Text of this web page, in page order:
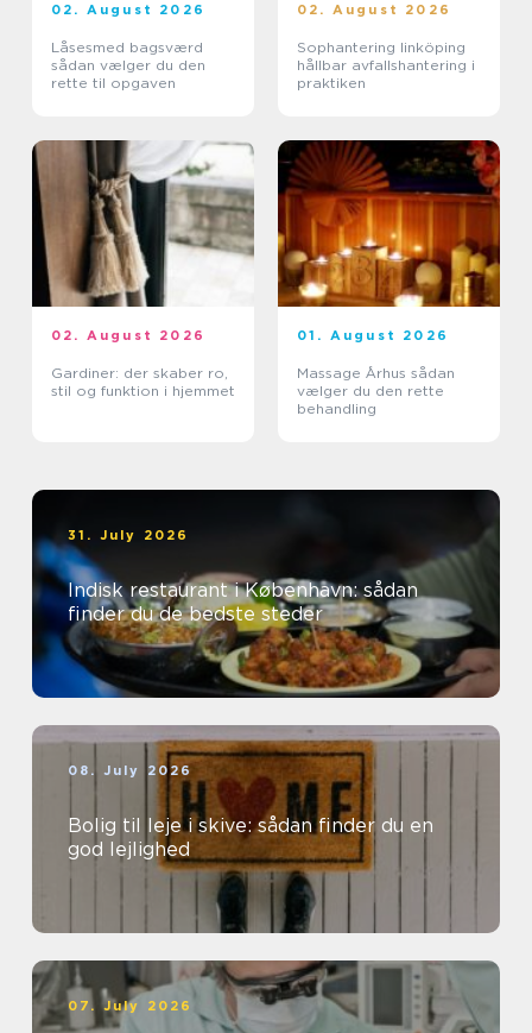
02. August 2026
Låsesmed bagsværd
sådan vælger du den
rette til opgaven
02. August 2026
Sophantering linköping
hållbar avfallshantering i
praktiken
02. August 2026
Gardiner: der skaber ro,
stil og funktion i hjemmet
01. August 2026
Massage Århus sådan
vælger du den rette
behandling
31. July 2026
Indisk restaurant i København: sådan
finder du de bedste steder
08. July 2026
Bolig til leje i skive: sådan finder du en
god lejlighed
07. July 2026